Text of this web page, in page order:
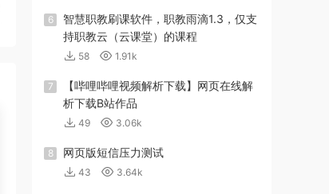
6
智慧职教刷课软件，职教雨滴1.3，仅支
持职教云（云课堂）的课程
58 1.91k
7
【哔哩哔哩视频解析下载】网页在线解
析下载B站作品
49 3.06k
8 网页版短信压力测试
43 3.64k